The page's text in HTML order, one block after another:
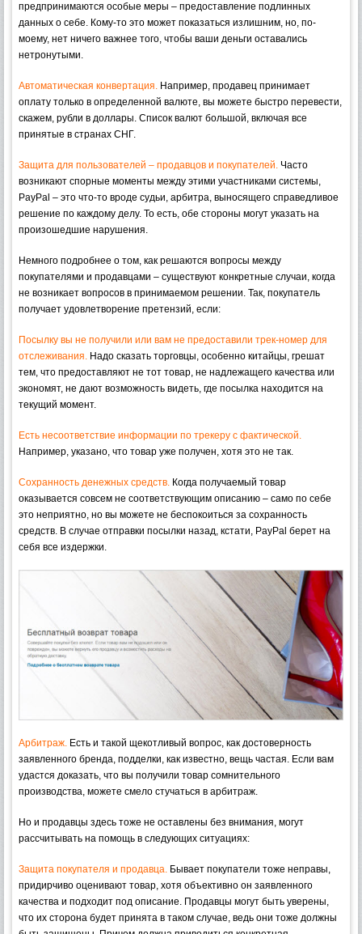
предпринимаются особые меры – предоставление подлинных
данных о себе. Кому-то это может показаться излишним, но, по-
моему, нет ничего важнее того, чтобы ваши деньги оставались
нетронутыми.
Автоматическая конвертация. Например, продавец принимает
оплату только в определенной валюте, вы можете быстро перевести,
скажем, рубли в доллары. Список валют большой, включая все
принятые в странах СНГ.
Защита для пользователей – продавцов и покупателей. Часто
возникают спорные моменты между этими участниками системы,
PayPal – это что-то вроде судьи, арбитра, выносящего справедливое
решение по каждому делу. То есть, обе стороны могут указать на
произошедшие нарушения.
Немного подробнее о том, как решаются вопросы между
покупателями и продавцами – существуют конкретные случаи, когда
не возникает вопросов в принимаемом решении. Так, покупатель
получает удовлетворение претензий, если:
Посылку вы не получили или вам не предоставили трек-номер для
отслеживания. Надо сказать торговцы, особенно китайцы, грешат
тем, что предоставляют не тот товар, не надлежащего качества или
экономят, не дают возможность видеть, где посылка находится на
текущий момент.
Есть несоответствие информации по трекеру с фактической.
Например, указано, что товар уже получен, хотя это не так.
Сохранность денежных средств. Когда получаемый товар
оказывается совсем не соответствующим описанию – само по себе
это неприятно, но вы можете не беспокоиться за сохранность
средств. В случае отправки посылки назад, кстати, PayPal берет на
себя все издержки.
Арбитраж. Есть и такой щекотливый вопрос, как достоверность
заявленного бренда, подделки, как известно, вещь частая. Если вам
удастся доказать, что вы получили товар сомнительного
производства, можете смело стучаться в арбитраж.
Но и продавцы здесь тоже не оставлены без внимания, могут
рассчитывать на помощь в следующих ситуациях:
Защита покупателя и продавца. Бывает покупатели тоже неправы,
придирчиво оценивают товар, хотя объективно он заявленного
качества и подходит под описание. Продавцы могут быть уверены,
что их сторона будет принята в таком случае, ведь они тоже должны